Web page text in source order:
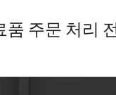
품 주문 처리